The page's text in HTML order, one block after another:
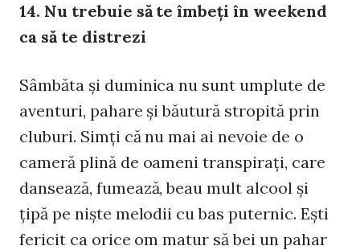
14. Nu trebuie să te îmbeţi în weekend
ca să te distrezi
Sâmbăta şi duminica nu sunt umplute de
aventuri, pahare şi băutură stropită prin
cluburi. Simţi că nu mai ai nevoie de o
cameră plină de oameni transpiraţi, care
dansează, fumează, beau mult alcool şi
ţipă pe nişte melodii cu bas puternic. Eşti
fericit ca orice om matur să bei un pahar